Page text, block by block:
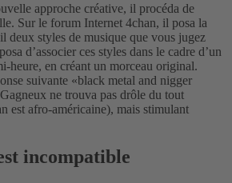
approche créative, il procéda de
Sur le forum Internet 4chan, il posa la
deux styles de musique que vous jugez
d’associer ces styles dans le cadre d’un
heure, en créant un morceau original.
suivante «black metal and nigger
ne trouva pas drôle du tout
est afro-américaine), mais stimulant
incompatible